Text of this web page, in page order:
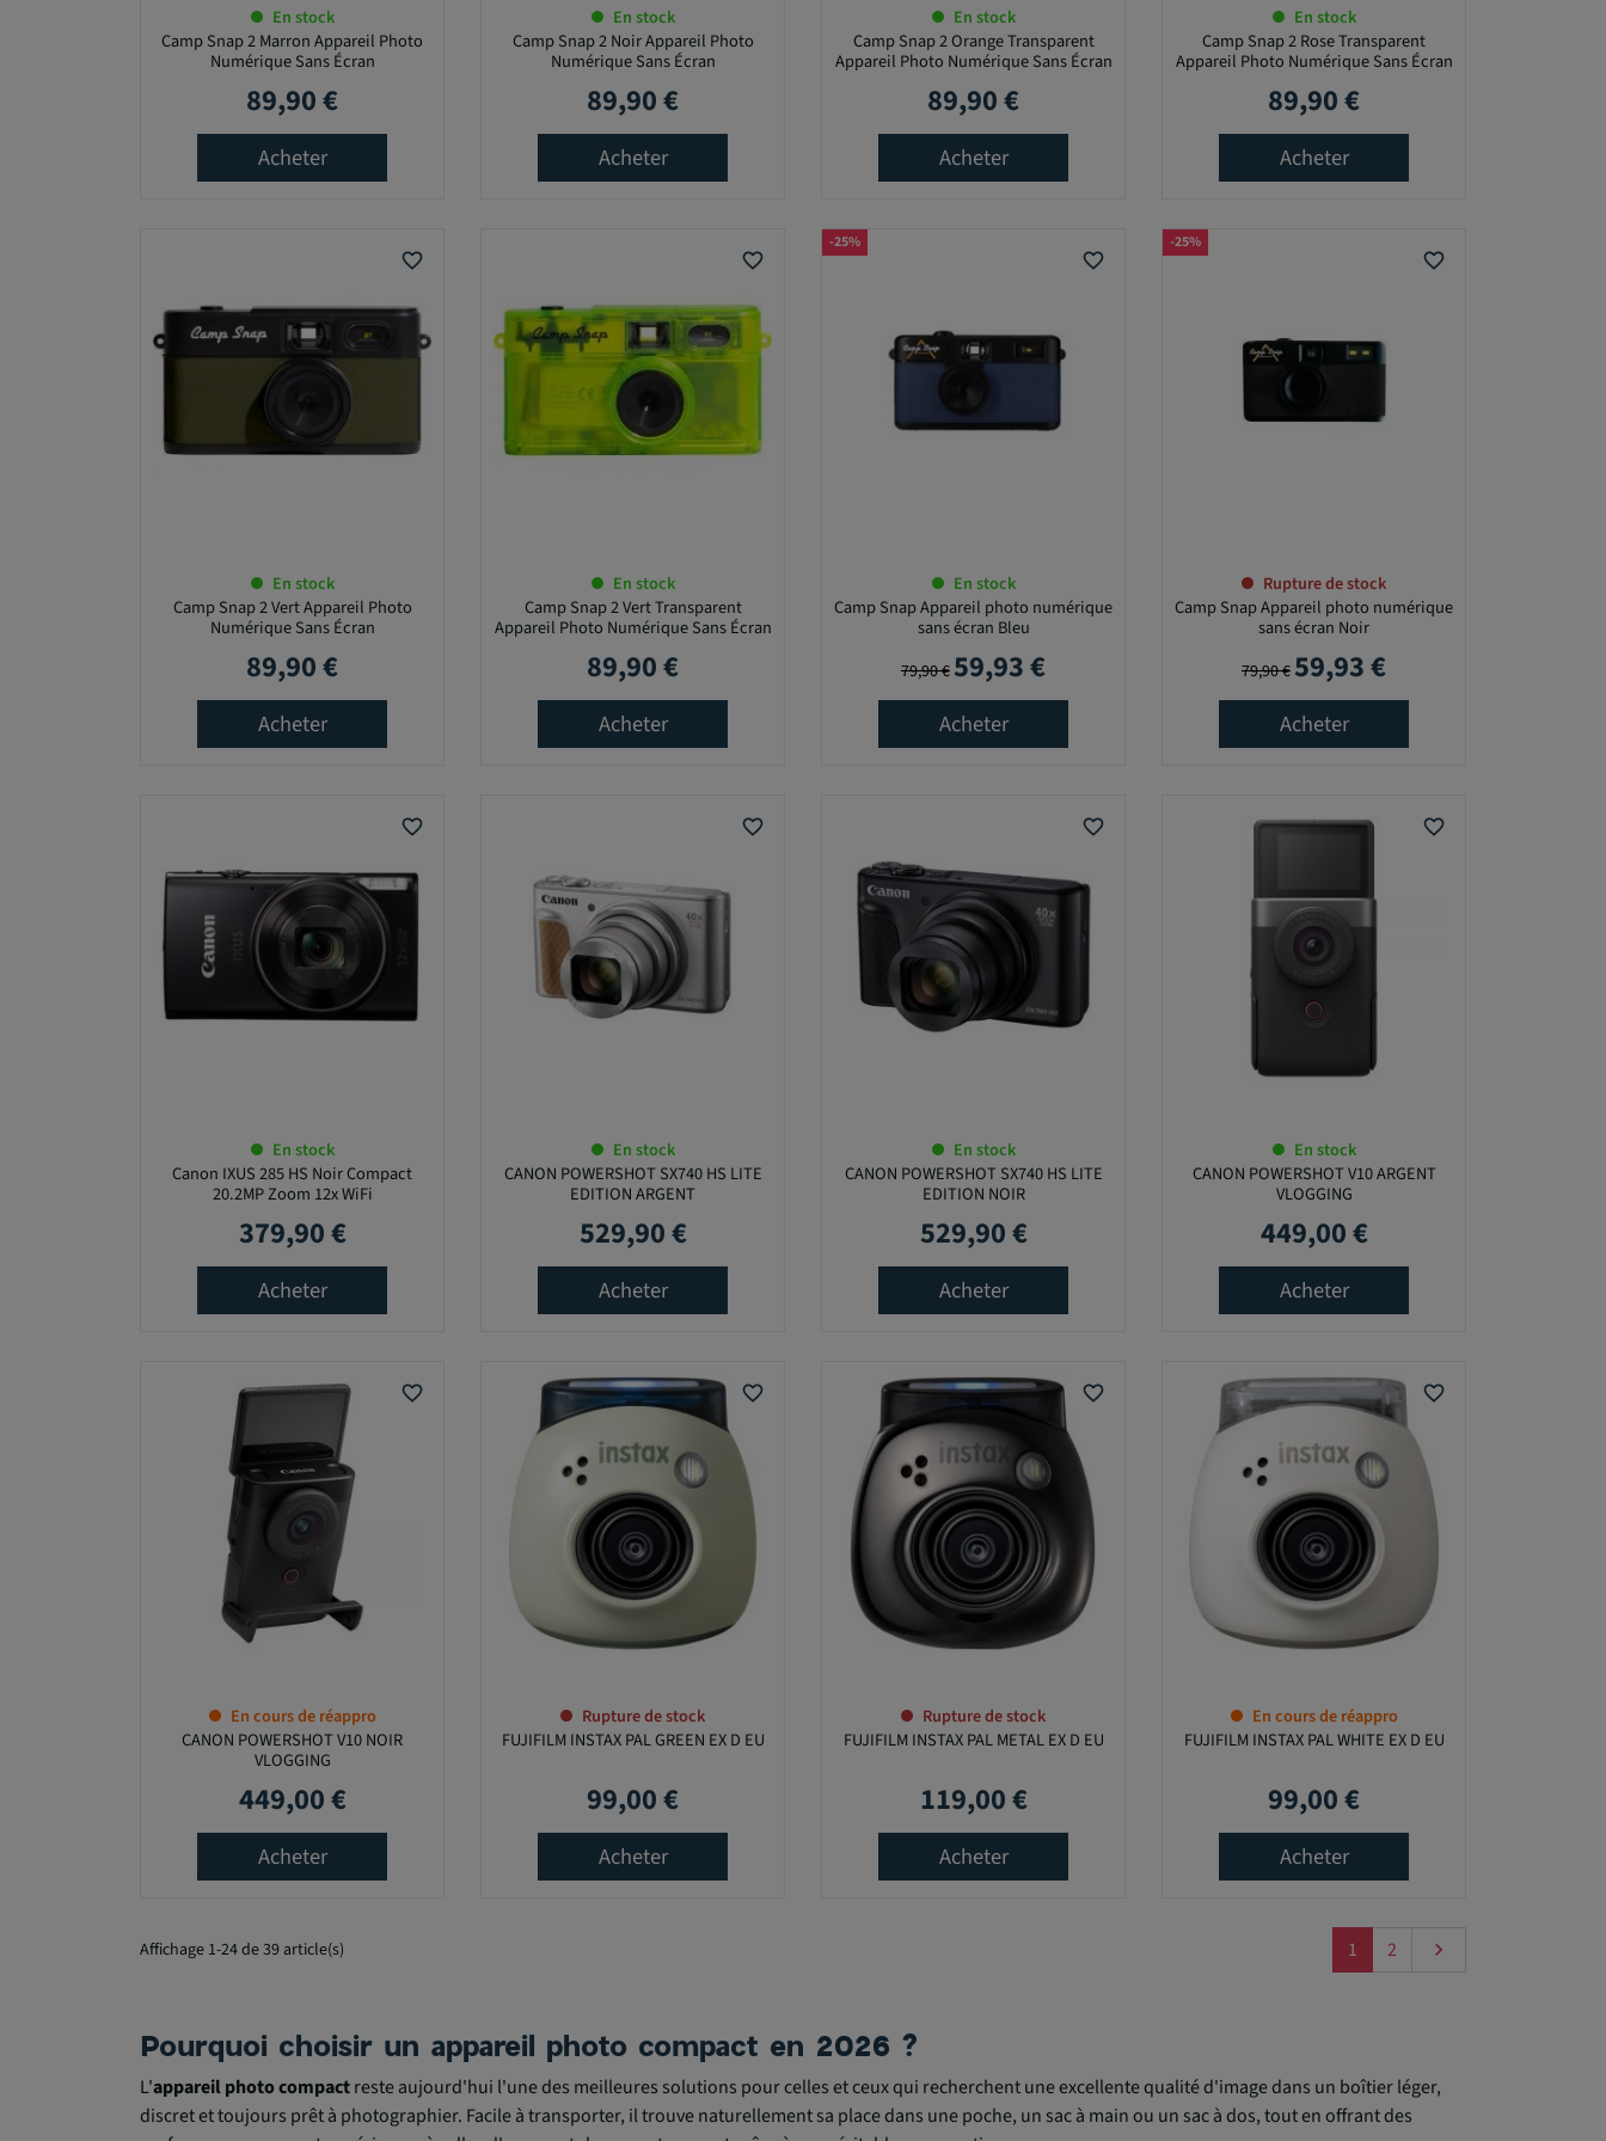
En stock
Camp Snap 2 Marron Appareil Photo
Numérique Sans Écran
Prix
89,90 €
Acheter
En stock
Camp Snap 2 Noir Appareil Photo
Numérique Sans Écran
Prix
89,90 €
Acheter
En stock
Camp Snap 2 Orange Transparent
Appareil Photo Numérique Sans Écran
Prix
89,90 €
Acheter
En stock
Camp Snap 2 Rose Transparent
Appareil Photo Numérique Sans Écran
Prix
89,90 €
Acheter
favorite_border
En stock
Camp Snap 2 Vert Appareil Photo
Numérique Sans Écran
Prix
89,90 €
Acheter
favorite_border
En stock
Camp Snap 2 Vert Transparent
Appareil Photo Numérique Sans Écran
Prix
89,90 €
Acheter
favorite_border
En stock
Camp Snap Appareil photo numérique
sans écran Bleu
Prix de base
79,90 € Prix
59,93 €
Acheter
-25%
favorite_border
Rupture de stock
Camp Snap Appareil photo numérique
sans écran Noir
Prix de base
79,90 € Prix
59,93 €
Acheter
-25%
favorite_border
En stock
Canon IXUS 285 HS Noir Compact
20.2MP Zoom 12x WiFi
Prix
379,90 €
Acheter
favorite_border
En stock
CANON POWERSHOT SX740 HS LITE
EDITION ARGENT
Prix
529,90 €
Acheter
favorite_border
En stock
CANON POWERSHOT SX740 HS LITE
EDITION NOIR
Prix
529,90 €
Acheter
favorite_border
En stock
CANON POWERSHOT V10 ARGENT
VLOGGING
Prix
449,00 €
Acheter
favorite_border
En cours de réappro
CANON POWERSHOT V10 NOIR
VLOGGING
Prix
449,00 €
Acheter
favorite_border
Rupture de stock
FUJIFILM INSTAX PAL GREEN EX D EU
Prix
99,00 €
Acheter
favorite_border
Rupture de stock
FUJIFILM INSTAX PAL METAL EX D EU
Prix
119,00 €
Acheter
favorite_border
En cours de réappro
FUJIFILM INSTAX PAL WHITE EX D EU
Prix
99,00 €
Acheter
Affichage 1-24 de 39 article(s) 1 2 Suivant

Pourquoi choisir un appareil photo compact en 2026 ?
L'appareil photo compactreste aujourd'hui l'une des meilleures solutions pour celles et ceux qui recherchent une excellente qualité d'image dans un boîtier léger,
discret et toujours prêt à photographier. Facile à transporter, il trouve naturellement sa place dans une poche, un sac à main ou un sac à dos, tout en offrant des